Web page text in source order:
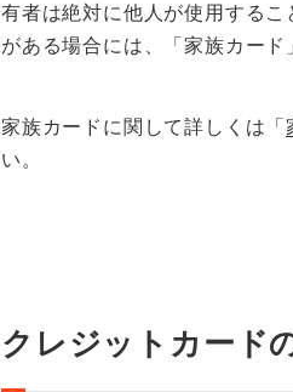
有者は絶対に他人が使用する
がある場合には、「家族カード
家族カードに関して詳しくは「
い。
クレジットカード